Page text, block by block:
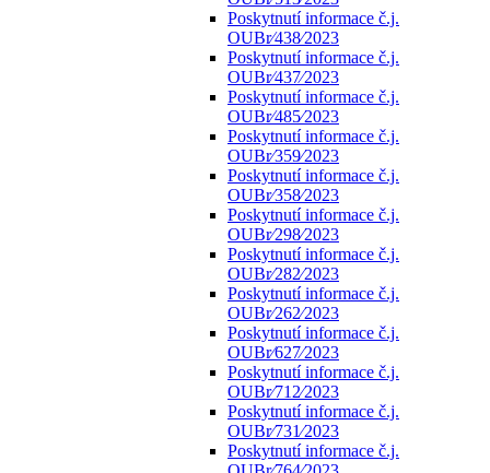
Poskytnutí informace č.j.
OUBr⁄438⁄2023
Poskytnutí informace č.j.
OUBr⁄437⁄2023
Poskytnutí informace č.j.
OUBr⁄485⁄2023
Poskytnutí informace č.j.
OUBr⁄359⁄2023
Poskytnutí informace č.j.
OUBr⁄358⁄2023
Poskytnutí informace č.j.
OUBr⁄298⁄2023
Poskytnutí informace č.j.
OUBr⁄282⁄2023
Poskytnutí informace č.j.
OUBr⁄262⁄2023
Poskytnutí informace č.j.
OUBr⁄627⁄2023
Poskytnutí informace č.j.
OUBr⁄712⁄2023
Poskytnutí informace č.j.
OUBr⁄731⁄2023
Poskytnutí informace č.j.